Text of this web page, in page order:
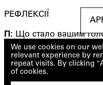
РЕФЛЕКСІЇ
П: Що стало вашим
під час переїзду та
О:Моєю найсильнішою
команда, з якою ми
We use cookies on our
relevant experience by
repeat visits. By clicking
of cookies.